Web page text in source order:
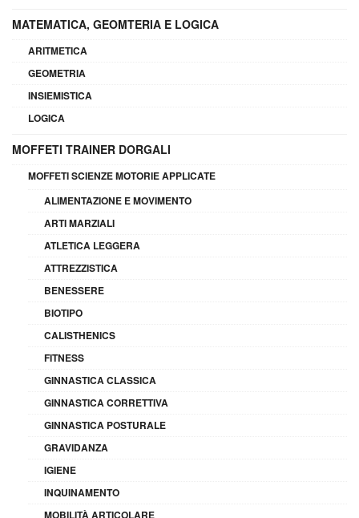
MATEMATICA, GEOMTERIA E LOGICA
ARITMETICA
GEOMETRIA
INSIEMISTICA
LOGICA
MOFFETI TRAINER DORGALI
MOFFETI SCIENZE MOTORIE APPLICATE
ALIMENTAZIONE E MOVIMENTO
ARTI MARZIALI
ATLETICA LEGGERA
ATTREZZISTICA
BENESSERE
BIOTIPO
CALISTHENICS
FITNESS
GINNASTICA CLASSICA
GINNASTICA CORRETTIVA
GINNASTICA POSTURALE
GRAVIDANZA
IGIENE
INQUINAMENTO
MOBILITÀ ARTICOLARE